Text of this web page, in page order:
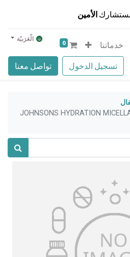
الأمين
تسجيل الدخول تواصل معنا
خدماتنا 0 الْعَرَبيّة
JOHNSONS HYDRATION